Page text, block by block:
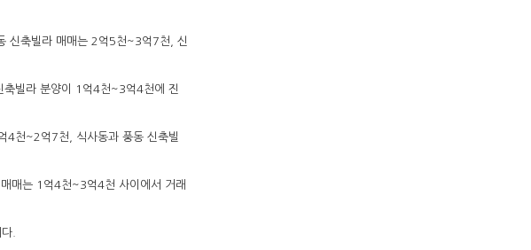
신축빌라 매매는 2억5천~3억7천, 신
빌라 분양이 1억4천~3억4천에 진
4천~2억7천, 식사동과 풍동 신축빌
매는 1억4천~3억4천 사이에서 거래
.